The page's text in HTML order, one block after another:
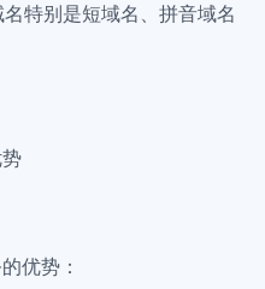
特别是短域名、拼音域名
优势：